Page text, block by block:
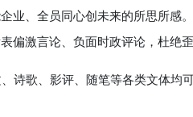
业、全员同心创未来的所思所感
偏激言论、负面时政评论，杜绝
歌、影评、随笔等各类文体均